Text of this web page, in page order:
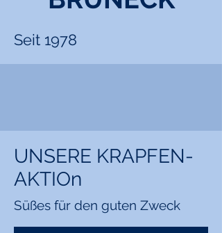
Seit 1978
UNSERE KRAPFEN-
AKTIOn
Süßes für den guten Zweck